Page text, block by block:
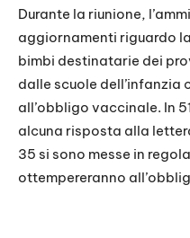
Durante la riunione,
aggiornamenti riguardo
bimbi destinatarie dei
dalle scuole dell’infanzia
all’obbligo vaccinale. In
alcuna risposta alla
35 si sono messe in
ottempereranno